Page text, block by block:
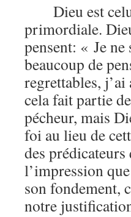
Dieu est
primordiale.
pensent: « Je
beaucoup de
regrettables,
cela fait partie
pécheur, mais
foi au lieu de
des
l’impression
son fondement,
notre